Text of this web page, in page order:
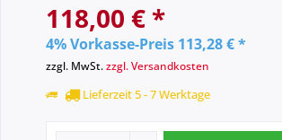
118,00 € *
4% Vorkasse-Preis 113,28 € *
zzgl. MwSt.zzgl. Versandkosten
Lieferzeit 5 - 7 Werktage